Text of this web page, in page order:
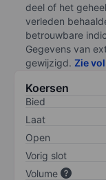
deel of het
verleden
betrouwbare
Gegevens van
gewijzigd. Zie
Koersen
Bied
Laat
Open
Vorig slot
Volume